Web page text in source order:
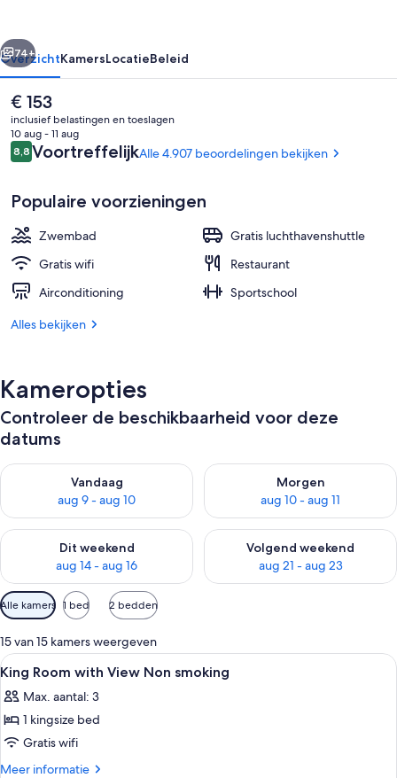
Luxe beddengoed, pillowtop-
Volgende
74+
OverzichtKamersLocatieBeleid
De
huidige
prijs
is
€ 153
€ 153
inclusief belastingen en toeslagen
10 aug - 11 aug
Beoordelingen
8,88,8 op 10 –
VoortreffelijkAlle 4.907 beoordelingen bekijken
Populaire voorzieningen
Zwembad
Gratis luchthavenshuttle
Gratis wifi
Restaurant
Airconditioning
Sportschool
Alles bekijken
Kameropties
Controleer de beschikbaarheid voor deze
datums
Vandaag
aug 9 - aug 10
De beschikbaarheid controleren voor vanavond aug 9 - aug
Morgen
aug 10 - aug 11
De beschikbaarheid
Dit weekend
aug 14 - aug 16
De beschikbaarheid controleren voor dit weekend aug 14 -
Volgend weekend
aug 21 - aug 23
De beschikbaarheid
Beschikbare
filters
voor
kamers
Alle kamers 1 bed 2 bedden
15 van 15 kamers weergeven
Alle
foto's
voor
King
Room
with
Luxe beddengoed, pillowtop-
7
King Room with View Non smoking
Max. aantal: 3
1 kingsize bed
Gratis wifi
Meer informatie
Meer